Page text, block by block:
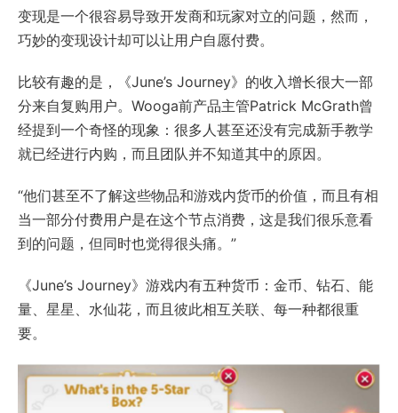
变现是一个很容易导致开发商和玩家对立的问题，然而，
巧妙的变现设计却可以让用户自愿付费。
比较有趣的是，《June’s Journey》的收入增长很大一部
分来自复购用户。Wooga前产品主管Patrick McGrath曾
经提到一个奇怪的现象：很多人甚至还没有完成新手教学
就已经进行内购，而且团队并不知道其中的原因。
“他们甚至不了解这些物品和游戏内货币的价值，而且有相
当一部分付费用户是在这个节点消费，这是我们很乐意看
到的问题，但同时也觉得很头痛。”
《June’s Journey》游戏内有五种货币：金币、钻石、能
量、星星、水仙花，而且彼此相互关联、每一种都很重
要。